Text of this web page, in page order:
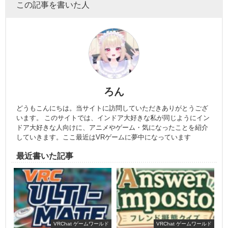
この記事を書いた人
ろん
どうもこんにちは。当サイトに訪問していただきありがとうござ
います。 このサイトでは、インドア大好きな私が同じようにイン
ドア大好きな人向けに、アニメやゲーム・気になったことを紹介
していきます。ここ最近はVRゲームに夢中になっています
最近書いた記事
VRChat ゲームワールド VRChat ゲームワールド